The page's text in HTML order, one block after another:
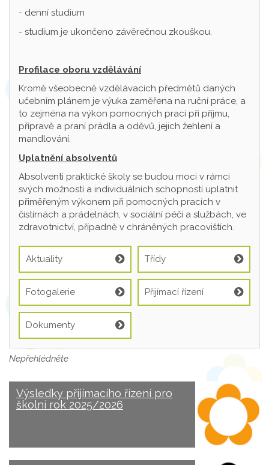
- denní studium
- studium je ukončeno závěrečnou zkouškou.
Profilace oboru vzdělávání
Kromě všeobecně vzdělávacích předmětů daných
učebním plánem je výuka zaměřena na ruční práce, a
to zejména na výkon pomocných prací při příjmu,
přípravě a praní prádla a oděvů, jejich žehlení a
mandlování.
Uplatnění absolventů
Absolventi praktické školy se budou moci v rámci
svých možností a individuálních schopností uplatnit
přiměřeným výkonem při pomocných pracích v
čistírnách a prádelnách, v sociální péči a službách, ve
zdravotnictví, případně v chráněných pracovištích.
Aktuality Třídy
Fotogalerie Přijímací řízení
Dokumenty
Nepřehlédněte
Výsledky přijímacího řízení pro
školní rok 2025/2026